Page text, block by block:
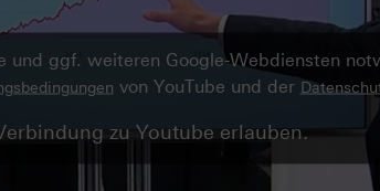
und ggf. weiteren Google-Webdiensten
von YouTube und der
zu Youtube erlauben.